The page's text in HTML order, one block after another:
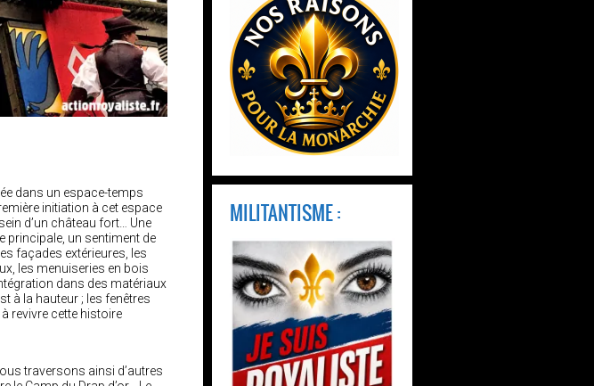
dans un espace-temps
initiation à cet espace
d’un château fort… Une
principale, un sentiment de
façades extérieures, les
les menuiseries en bois
dans des matériaux
à la hauteur ; les fenêtres
revivre cette histoire
traversons ainsi d’autres
MILITANTISME :